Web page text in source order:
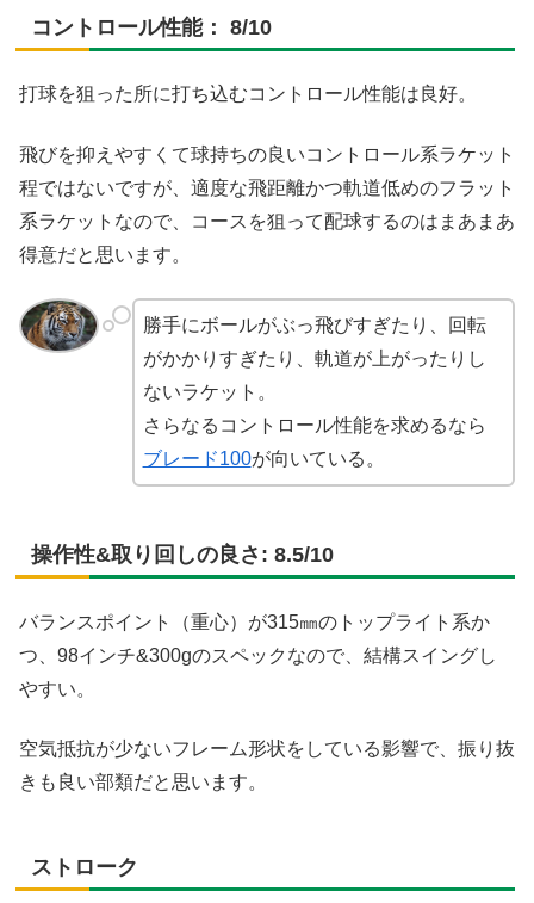
コントロール性能： 8/10
打球を狙った所に打ち込むコントロール性能は良好。
飛びを抑えやすくて球持ちの良いコントロール系ラケット
程ではないですが、適度な飛距離かつ軌道低めのフラット
系ラケットなので、コースを狙って配球するのはまあまあ
得意だと思います。
勝手にボールがぶっ飛びすぎたり、回転
がかかりすぎたり、軌道が上がったりし
ないラケット。
さらなるコントロール性能を求めるなら
ブレード100が向いている。
操作性&取り回しの良さ: 8.5/10
バランスポイント（重心）が315㎜のトップライト系か
つ、98インチ&300gのスペックなので、結構スイングし
やすい。
空気抵抗が少ないフレーム形状をしている影響で、振り抜
きも良い部類だと思います。
ストローク